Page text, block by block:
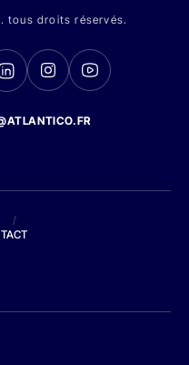
tous droits réservés.
/